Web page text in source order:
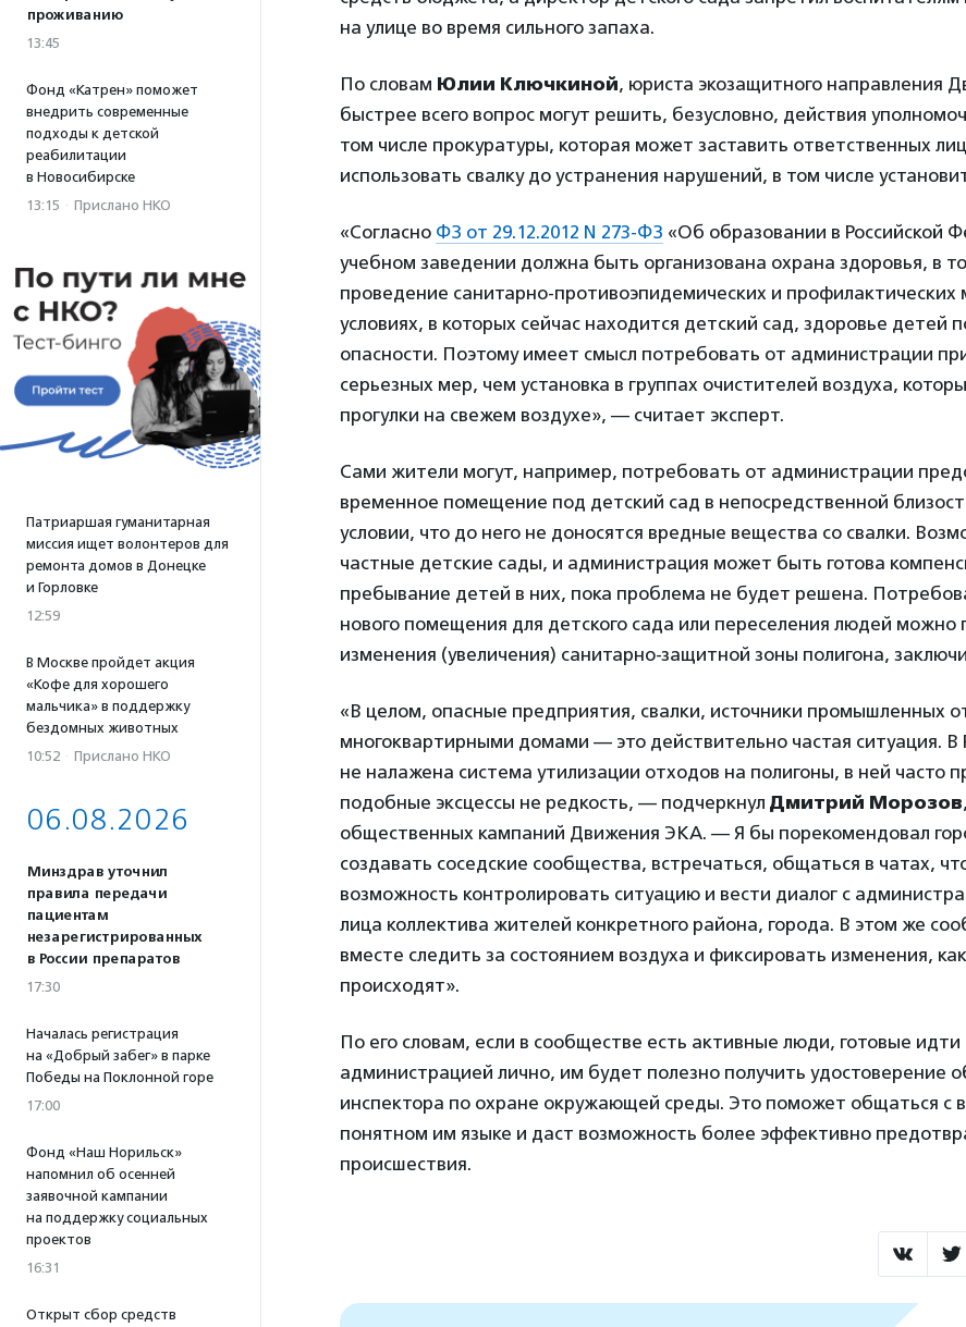
проживанию
13:45
Фонд «Катрен» поможет
внедрить современные
подходы к детской
реабилитации
в Новосибирске
13:15 · Прислано НКО
Патриаршая гуманитарная
миссия ищет волонтеров для
ремонта домов в Донецке
и Горловке
12:59
В Москве пройдет акция
«Кофе для хорошего
мальчика» в поддержку
бездомных животных
10:52 · Прислано НКО
06.08.2026
Минздрав уточнил
правила передачи
пациентам
незарегистрированных
в России препаратов
17:30
Началась регистрация
на «Добрый забег» в парке
Победы на Поклонной горе
17:00
Фонд «Наш Норильск»
напомнил об осенней
заявочной кампании
на поддержку социальных
проектов
16:31
Открыт сбор средств
на улице во время сильного запаха.
По словам Юлии Ключкиной, юриста экозащитного направления
быстрее всего вопрос могут решить, безусловно, действия
том числе прокуратуры, которая может заставить ответственных
использовать свалку до устранения нарушений, в том числе
«Согласно ФЗ от 29.12.2012 N 273-ФЗ «Об образовании в Российской
учебном заведении должна быть организована охрана здоровья, в
проведение санитарно-противоэпидемических и профилактических
условиях, в которых сейчас находится детский сад, здоровье детей
опасности. Поэтому имеет смысл потребовать от администрации
серьезных мер, чем установка в группах очистителей воздуха,
прогулки на свежем воздухе», — считает эксперт.
Сами жители могут, например, потребовать от администрации
временное помещение под детский сад в непосредственной
условии, что до него не доносятся вредные вещества со свалки.
частные детские сады, и администрация может быть готова
пребывание детей в них, пока проблема не будет решена.
нового помещения для детского сада или переселения людей можно
изменения (увеличения) санитарно-защитной зоны полигона,
«В целом, опасные предприятия, свалки, источники промышленных
многоквартирными домами — это действительно частая ситуация. В
не налажена система утилизации отходов на полигоны, в ней часто
подобные эксцессы не редкость, — подчеркнул Дмитрий Морозов
общественных кампаний Движения ЭКА. — Я бы порекомендовал
создавать соседские сообщества, встречаться, общаться в чатах,
возможность контролировать ситуацию и вести диалог с
лица коллектива жителей конкретного района, города. В этом же
вместе следить за состоянием воздуха и фиксировать изменения,
происходят».
По его словам, если в сообществе есть активные люди, готовые идти
администрацией лично, им будет полезно получить удостоверение
инспектора по охране окружающей среды. Это поможет общаться с
понятном им языке и даст возможность более эффективно
происшествия.